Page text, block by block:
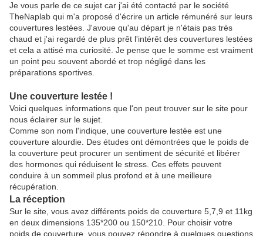
Je vous parle de ce sujet car j'ai été contacté par le société
TheNaplab qui m'a proposé d'écrire un article rémunéré sur leurs
couvertures lestées. J'avoue qu'au départ je n'étais pas très
chaud et j'ai regardé de plus prêt l'intérêt des couvertures lestées
et cela a attisé ma curiosité. Je pense que le somme est vraiment
un point peu souvent abordé et trop négligé dans les
préparations sportives.
Une couverture lestée !
Voici quelques informations que l'on peut trouver sur le site pour
nous éclairer sur le sujet.
Comme son nom l'indique, une couverture lestée est une
couverture alourdie. Des études ont démontrées que le poids de
la couverture peut procurer un sentiment de sécurité et libérer
des hormones qui réduisent le stress. Ces effets peuvent
conduire à un sommeil plus profond et à une meilleure
récupération.
La réception
Sur le site, vous avez différents poids de couverture 5,7,9 et 11kg
en deux dimensions 135*200 ou 150*210. Pour choisir votre
poids de couverture, vous pouvez répondre à quelques questions